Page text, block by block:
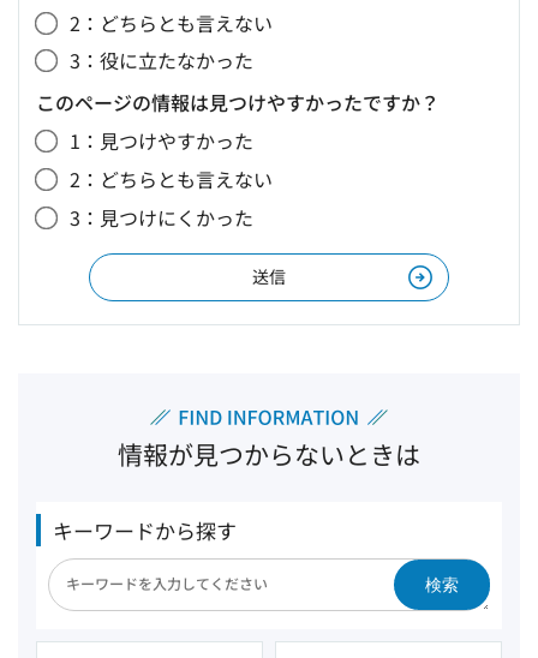
2：どちらとも言えない
3：役に立たなかった
このページの情報は見つけやすかったですか？
1：見つけやすかった
2：どちらとも言えない
3：見つけにくかった
情報が見つからないときは
キーワードから探す
検索